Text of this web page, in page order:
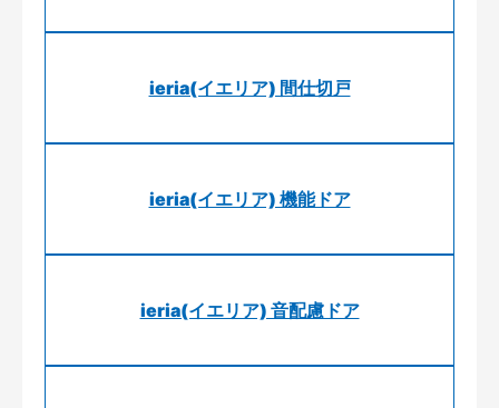
ieria(イエリア) 間仕切戸
ieria(イエリア) 機能ドア
ieria(イエリア) 音配慮ドア